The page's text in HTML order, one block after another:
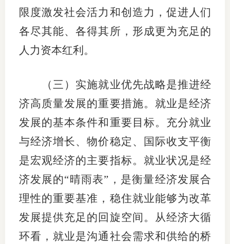
限度激发社会活力和创造力，促进人们
各尽其能、各得其所，形成更为充足的
人力资本红利。
（三）实施就业优先战略是推进经
济高质量发展的重要措施。就业是经济
发展的基本条件和重要目标。充分就业
与经济增长、物价稳定、国际收支平衡
是宏观经济的主要指标。就业状况是经
济发展的“晴雨表”，是衡量经济发展合
理性的重要基准，稳住就业能够为改革
发展提供充足的回旋空间。从经济大循
环看，就业是沟通社会需求和供给的桥